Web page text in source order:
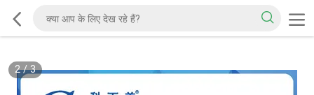
2/3